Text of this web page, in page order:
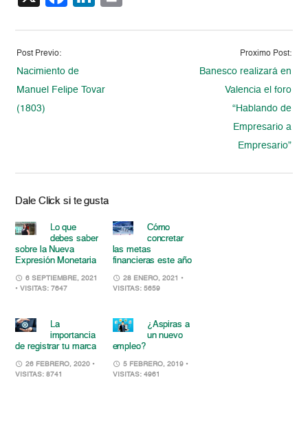
Post Previo:
Nacimiento de
Manuel Felipe Tovar
(1803)
Proximo Post:
Banesco realizará en
Valencia el foro
“Hablando de
Empresario a
Empresario”
Dale Click si te gusta
Lo que
debes saber
sobre la Nueva
Expresión Monetaria
6 SEPTIEMBRE, 2021
• VISITAS: 7647
Cómo
concretar
las metas
financieras este año
28 ENERO, 2021
•
VISITAS: 5659
La
importancia
de registrar tu marca
26 FEBRERO, 2020 •
VISITAS: 8741
¿Aspiras a
un nuevo
empleo?
5 FEBRERO, 2019 •
VISITAS: 4961